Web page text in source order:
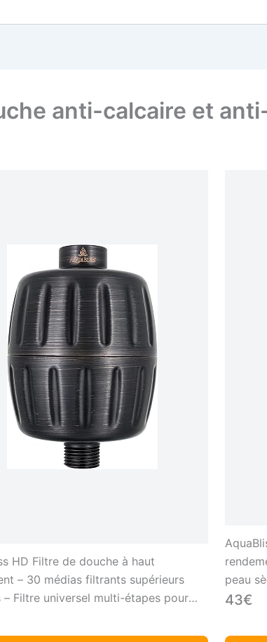
anti-calcaire et
HD Filtre de douche à haut
– 30 médias filtrants supérieurs
– Filtre universel multi-étapes pour
chlore, pesticides (SF500)
huilé
peau
43€